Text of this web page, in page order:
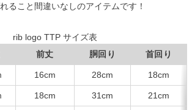
ること間違いなしのアイテムです！
rib logo TTP サイズ表
前丈 胴回り 首回り
16cm 28cm 18cm
18cm 31cm 21cm